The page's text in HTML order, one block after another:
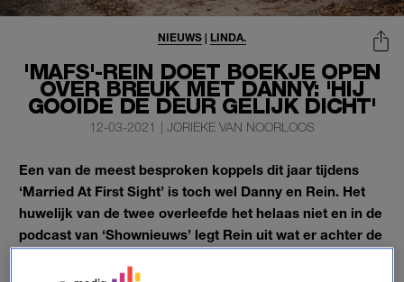
'MAFS'-REIN DOET BOEKJE OPEN
OVER BREUK MET DANNY: 'HIJ
GOOIDE DE DEUR GELIJK DICHT'
NIEUWS | LINDA.
12-03-2021 | JORIEKE VAN NOORLOOS
Een van de meest besproken koppels dit jaar tijdens
‘Married At First Sight’ is toch wel Danny en Rein. Het
huwelijk van de twee overleefde het helaas niet en in de
podcast van ‘Shownieuws’ legt Rein uit wat er achter de